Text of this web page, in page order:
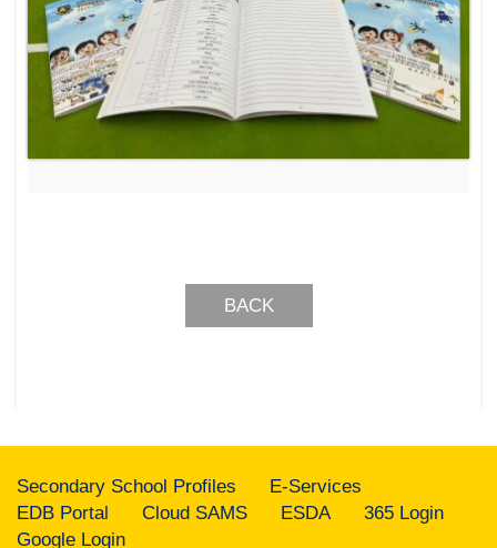
BACK
Secondary School Profiles
E-Services
EDB Portal
Cloud SAMS ESDA
365 Login
Google Login